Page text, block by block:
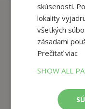
tento titul
skúsenosti.
lokality
všetkých
zásadami
Prečítať viac
SHOW ALL